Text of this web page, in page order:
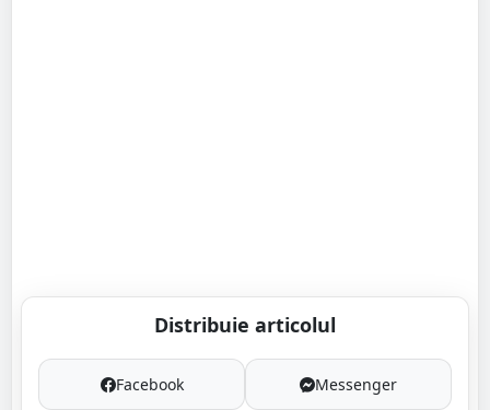
Distribuie articolul
Facebook Messenger